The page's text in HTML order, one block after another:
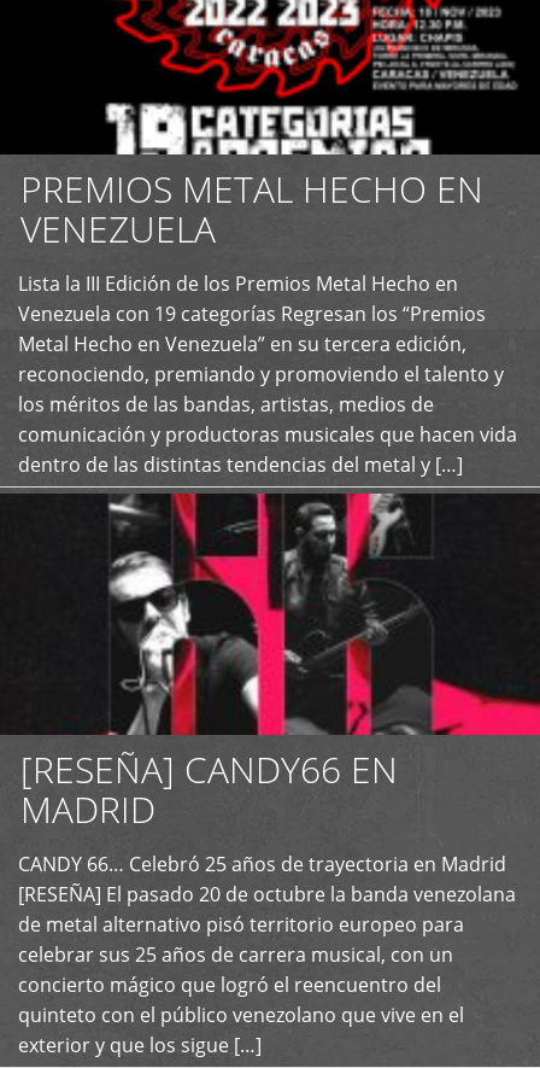
PREMIOS METAL HECHO EN
VENEZUELA
Lista la III Edición de los Premios Metal Hecho en
Venezuela con 19 categorías Regresan los “Premios
Metal Hecho en Venezuela” en su tercera edición,
reconociendo, premiando y promoviendo el talento y
los méritos de las bandas, artistas, medios de
comunicación y productoras musicales que hacen vida
dentro de las distintas tendencias del metal y […]
+
[RESEÑA] CANDY66 EN
MADRID
CANDY 66… Celebró 25 años de trayectoria en Madrid
[RESEÑA] El pasado 20 de octubre la banda venezolana
de metal alternativo pisó territorio europeo para
celebrar sus 25 años de carrera musical, con un
concierto mágico que logró el reencuentro del
quinteto con el público venezolano que vive en el
exterior y que los sigue […]
+